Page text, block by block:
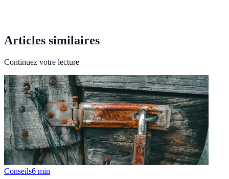
Articles similaires
Continuez votre lecture
Conseils6 min